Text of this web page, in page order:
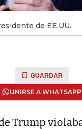
de EE.UU.
GUARDAR
UNIRSE A WHATSAPP
Trump